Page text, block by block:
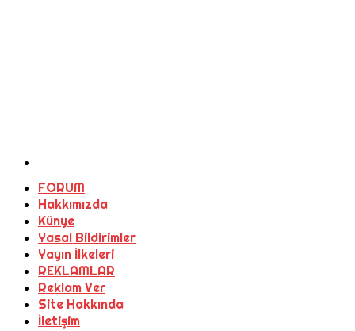
FORUM
Hakkımızda
Künye
Yasal Bildirimler
Yayın İlkeleri
REKLAMLAR
Reklam Ver
Site Hakkında
İletişim